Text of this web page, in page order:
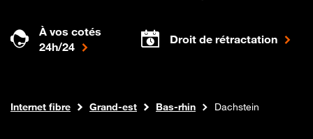
À vos cotés
24h/24
Droit de rétractation
Boutique Orange
Internet fibre Grand-est Bas-rhin Dachstein